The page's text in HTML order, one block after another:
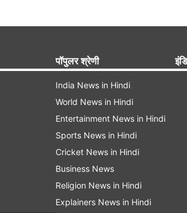
पॉपुलर श्रेणी
India News in Hindi
World News in Hindi
Entertainment News in Hindi
Sports News in Hindi
Cricket News in Hindi
Business News
Religion News in Hindi
Explainers News in Hindi